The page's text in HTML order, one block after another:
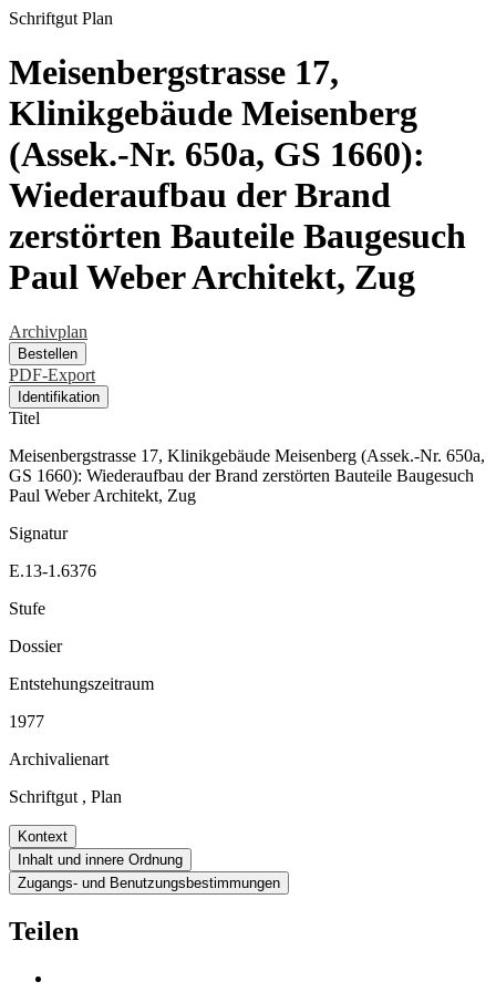
Schriftgut Plan
Meisenbergstrasse 17,
Klinikgebäude Meisenberg
(Assek.-Nr. 650a, GS 1660):
Wiederaufbau der Brand
zerstörten Bauteile Baugesuch
Paul Weber Architekt, Zug
Archivplan
Bestellen
PDF-Export
Identifikation
Titel
Meisenbergstrasse 17, Klinikgebäude Meisenberg (Assek.-Nr. 650a,
GS 1660): Wiederaufbau der Brand zerstörten Bauteile Baugesuch
Paul Weber Architekt, Zug
Signatur
E.13-1.6376
Stufe
Dossier
Entstehungszeitraum
1977
Archivalienart
Schriftgut , Plan
Kontext
Inhalt und innere Ordnung
Zugangs- und Benutzungsbestimmungen
Teilen